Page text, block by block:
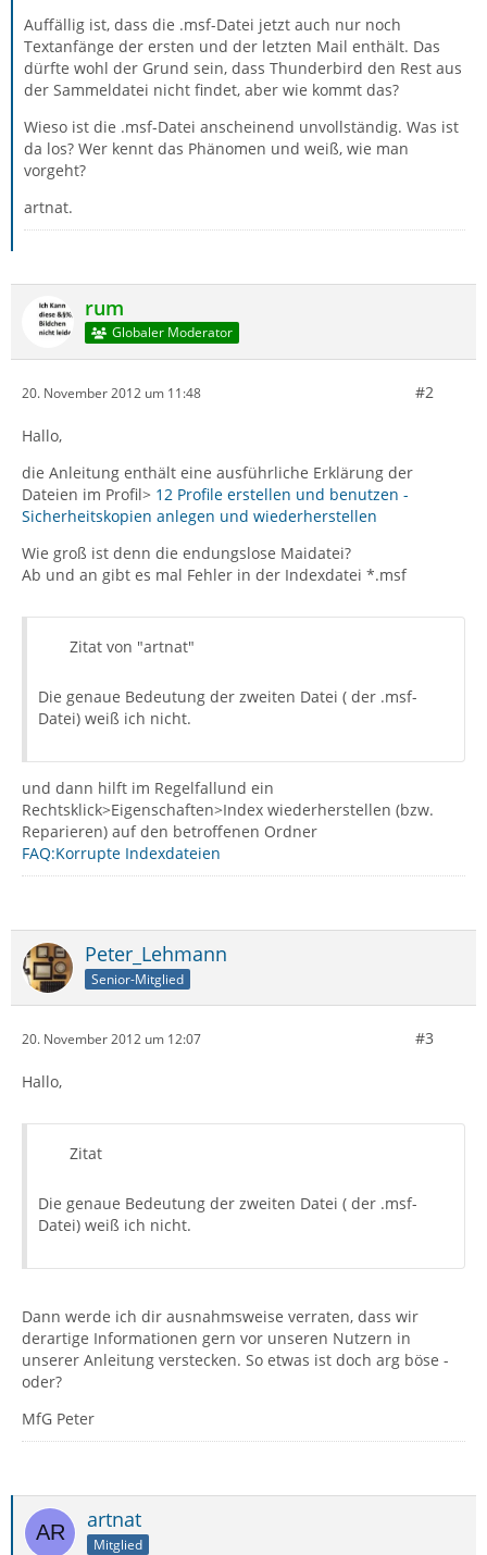
Auffällig ist, dass die .msf-Datei jetzt auch nur noch
Textanfänge der ersten und der letzten Mail enthält. Das
dürfte wohl der Grund sein, dass Thunderbird den Rest aus
der Sammeldatei nicht findet, aber wie kommt das?
Wieso ist die .msf-Datei anscheinend unvollständig. Was ist
da los? Wer kennt das Phänomen und weiß, wie man
vorgeht?
artnat.
rum
Globaler Moderator
20. November 2012 um 11:48 #2
Hallo,
die Anleitung enthält eine ausführliche Erklärung der
Dateien im Profil> 12 Profile erstellen und benutzen -
Sicherheitskopien anlegen und wiederherstellen
Wie groß ist denn die endungslose Maidatei?
Ab und an gibt es mal Fehler in der Indexdatei *.msf
Zitat von "artnat"
Die genaue Bedeutung der zweiten Datei ( der .msf-
Datei) weiß ich nicht.
und dann hilft im Regelfallund ein
Rechtsklick>Eigenschaften>Index wiederherstellen (bzw.
Reparieren) auf den betroffenen Ordner
FAQ:Korrupte Indexdateien
Peter_Lehmann
Senior-Mitglied
20. November 2012 um 12:07 #3
Hallo,
Zitat
Die genaue Bedeutung der zweiten Datei ( der .msf-
Datei) weiß ich nicht.
Dann werde ich dir ausnahmsweise verraten, dass wir
derartige Informationen gern vor unseren Nutzern in
unserer Anleitung verstecken. So etwas ist doch arg böse -
oder?
MfG Peter
artnat
Mitglied